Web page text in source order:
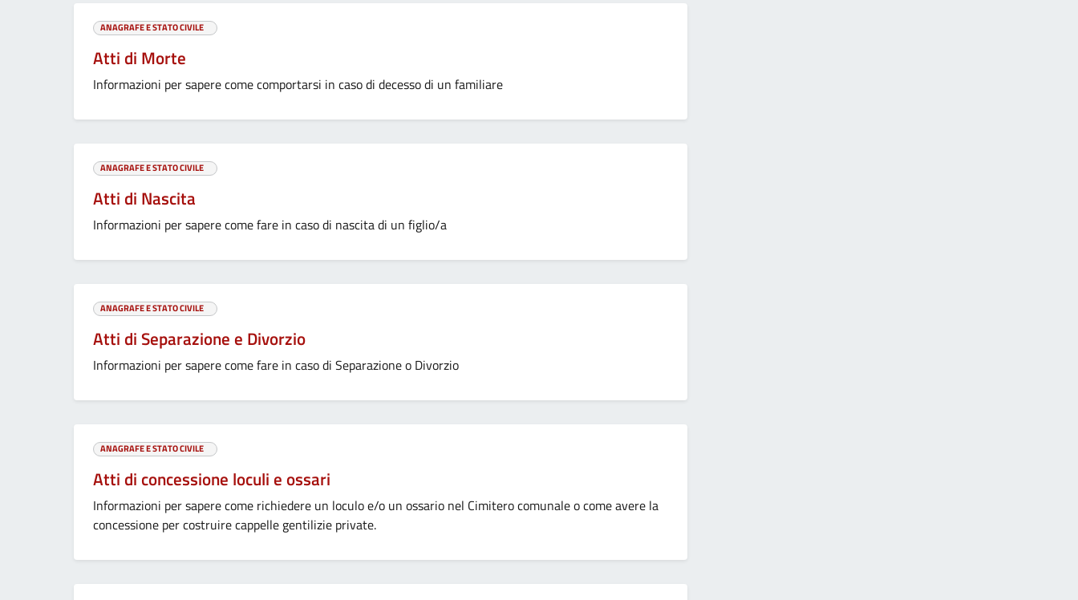
ANAGRAFE E STATO CIVILE
Atti di Morte
Informazioni per sapere come comportarsi in caso di decesso di un familiare
ANAGRAFE E STATO CIVILE
Atti di Nascita
Informazioni per sapere come fare in caso di nascita di un figlio/a
ANAGRAFE E STATO CIVILE
Atti di Separazione e Divorzio
Informazioni per sapere come fare in caso di Separazione o Divorzio
ANAGRAFE E STATO CIVILE
Atti di concessione loculi e ossari
Informazioni per sapere come richiedere un loculo e/o un ossario nel Cimitero comunale o come avere la
concessione per costruire cappelle gentilizie private.